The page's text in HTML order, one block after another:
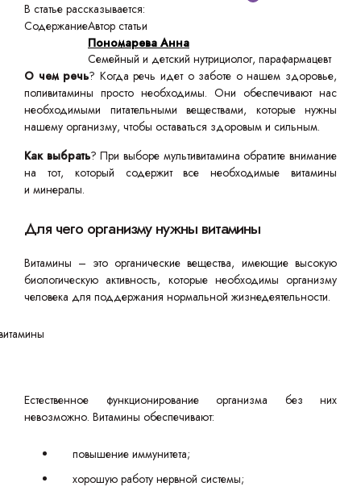
В статье рассказывается:
СодержаниеАвтор статьи
Пономарева Анна
Семейный и детский нутрициолог, парафармацевт
О чем речь? Когда речь идет о заботе о нашем здоровье,
поливитамины просто необходимы. Они обеспечивают нас
необходимыми питательными веществами, которые нужны
нашему организму, чтобы оставаться здоровым и сильным.
Как выбрать? При выборе мультивитамина обратите внимание
на тот, который содержит все необходимые витамины
и минералы.
Для чего организму нужны витамины
Витамины – это органические вещества, имеющие высокую
биологическую активность, которые необходимы организму
человека для поддержания нормальной жизнедеятельности.
Естественное функционирование организма без них
невозможно. Витамины обеспечивают:
повышение иммунитета;
хорошую работу нервной системы;